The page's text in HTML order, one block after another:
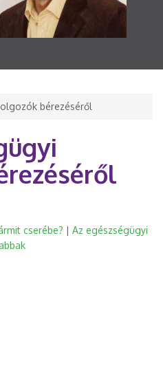
bérezéséről
cserébe? | Az egészségügyi